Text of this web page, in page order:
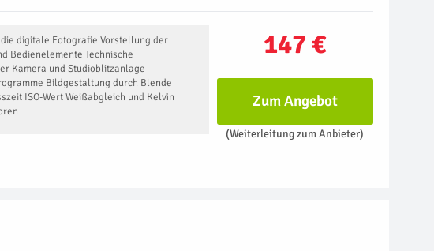
147 €
digitale Fotografie Vorstellung der
Bedienelemente Technische
Kamera und Studioblitzanlage
Bildgestaltung durch Blende
ISO-Wert Weißabgleich und Kelvin
Zum Angebot
(Weiterleitung zum Anbieter)